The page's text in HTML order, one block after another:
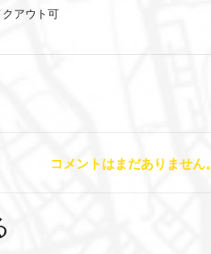
クアウト可
コメントはまだありません。